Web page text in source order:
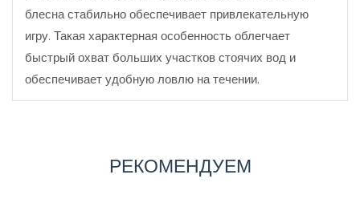
блесна стабильно обеспечивает привлекательную
игру. Такая характерная особенность облегчает
быстрый охват больших участков стоячих вод и
обеспечивает удобную ловлю на течении.
РЕКОМЕНДУЕМ